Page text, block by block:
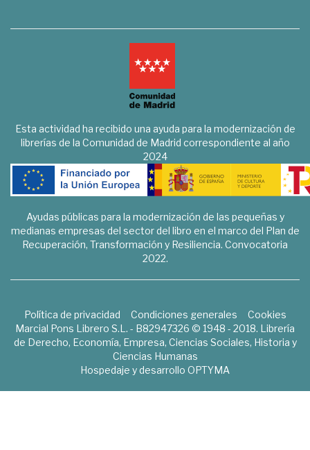
Esta actividad ha recibido una ayuda para la modernización de
librerías de la Comunidad de Madrid correspondiente al año
2024
Ayudas públicas para la modernización de las pequeñas y
medianas empresas del sector del libro en el marco del Plan de
Recuperación, Transformación y Resiliencia. Convocatoria
2022.
Política de privacidad Condiciones generales
Cookies
Marcial Pons Librero S.L. - B82947326 © 1948 - 2018. Librería
de Derecho, Economía, Empresa, Ciencias Sociales, Historia y
Ciencias Humanas
Hospedaje y desarrollo OPTYMA